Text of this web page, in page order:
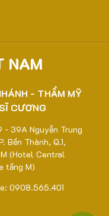
NAM
- THẨM MỸ
CƯƠNG
- 39A Nguyễn Trung
Bến Thành, Q.1,
(Hotel Central
tầng M)
0908.565.401